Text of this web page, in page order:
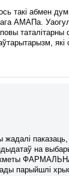
такі абмен
АМАПа.
які
на
парыйшлі